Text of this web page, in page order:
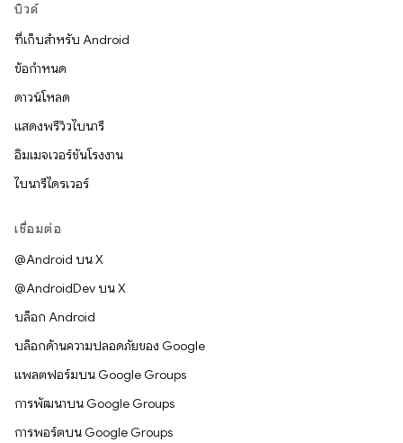
บิวด์
ที่เก็บสำหรับ Android
ข้อกำหนด
ดาวน์โหลด
แสดงพรีวิวไบนารี
อิมเมจเวอร์ชันโรงงาน
ไบนารีไดรเวอร์
เชื่อมต่อ
@Android บน X
@AndroidDev บน X
บล็อก Android
บล็อกด้านความปลอดภัยของ Google
แพลตฟอร์มบน Google Groups
การพัฒนาบน Google Groups
การพอร์ตบน Google Groups